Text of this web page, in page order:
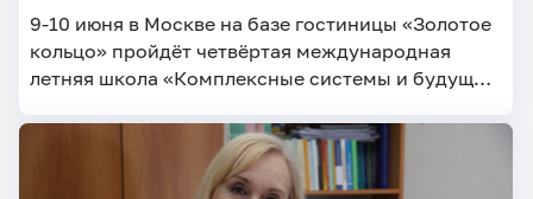
9-10 июня в Москве на базе гостиницы «Золотое
кольцо» пройдёт четвёртая международная
летняя школа «Комплексные системы и будущие